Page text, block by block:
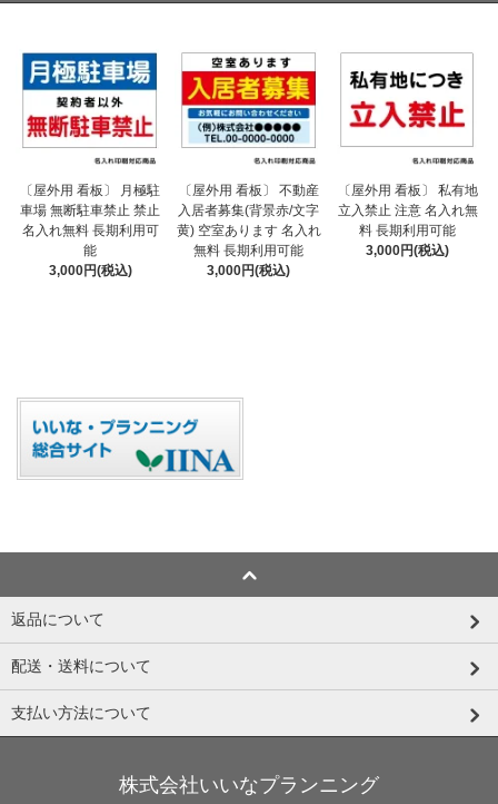
〔屋外用 看板〕 月極駐
車場 無断駐車禁止 禁止
名入れ無料 長期利用可
能
3,000円(税込)
〔屋外用 看板〕 不動産
入居者募集(背景赤/文字
黄) 空室あります 名入れ
無料 長期利用可能
3,000円(税込)
〔屋外用 看板〕 私有地
立入禁止 注意 名入れ無
料 長期利用可能
3,000円(税込)
返品について
配送・送料について
支払い方法について
株式会社いいなプランニング